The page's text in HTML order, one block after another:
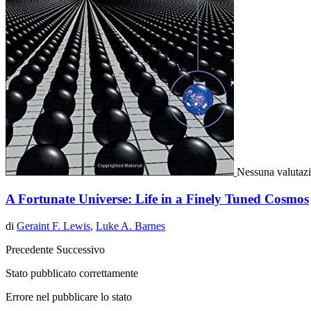
Nessuna
A Fortunate Universe: Life in a Finely Tuned Cosmos
di Geraint F. Lewis, Luke A. Barnes
Precedente Successivo
Stato pubblicato correttamente
Errore nel pubblicare lo stato